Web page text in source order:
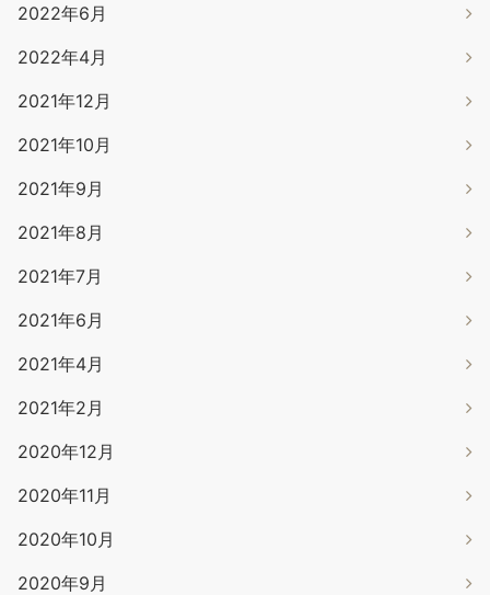
2022年6月
2022年4月
2021年12月
2021年10月
2021年9月
2021年8月
2021年7月
2021年6月
2021年4月
2021年2月
2020年12月
2020年11月
2020年10月
2020年9月